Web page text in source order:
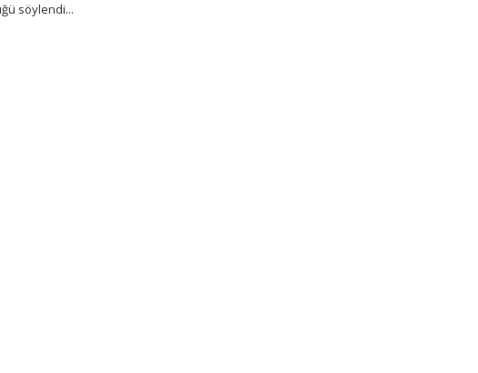
söylendi...